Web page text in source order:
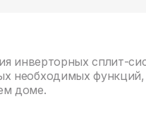
инверторных сплит-
необходимых функций,
доме.